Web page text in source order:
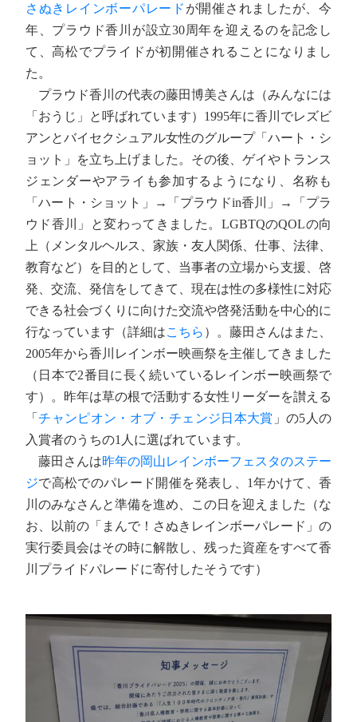
さぬきレインボーパレード が開催されましたが、今
年、プラウド香川が設立30周年を迎えるのを記念し
て、高松でプライドが初開催されることになりまし
た。
プラウド香川の代表の藤田博美さんは（みんなには
「おうじ」と呼ばれています）1995年に香川でレズビ
アンとバイセクシュアル女性のグループ「ハート・シ
ョット」を立ち上げました。その後、ゲイやトランス
ジェンダーやアライも参加するようになり、名称も
「ハート・ショット」→「プラウドin香川」→「プラ
ウド香川」と変わってきました。LGBTQのQOLの向
上（メンタルヘルス、家族・友人関係、仕事、法律、
教育など）を目的として、当事者の立場から支援、啓
発、交流、発信をしてきて、現在は性の多様性に対応
できる社会づくりに向けた交流や啓発活動を中心的に
行なっています（詳細はこちら ）。藤田さんはまた、
2005年から香川レインボー映画祭を主催してきました
（日本で2番目に長く続いているレインボー映画祭で
す）。昨年は草の根で活動する女性リーダーを讃える
「チャンピオン・オブ・チェンジ日本大賞 」の5人の
入賞者のうちの1人に選ばれています。
藤田さんは昨年の岡山レインボーフェスタのステー
ジで高松でのパレード開催を発表し、1年かけて、香
川のみなさんと準備を進め、この日を迎えました（な
お、以前の「まんで！さぬきレインボーパレード」の
実行委員会はその時に解散し、残った資産をすべて香
川プライドパレードに寄付したそうです）